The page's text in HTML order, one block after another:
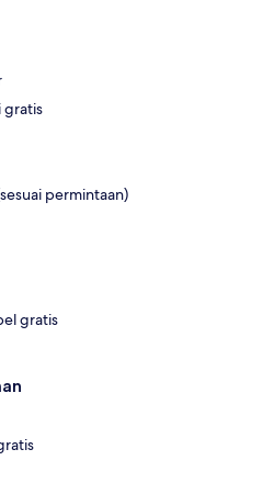
gratis
permintaan)
gratis